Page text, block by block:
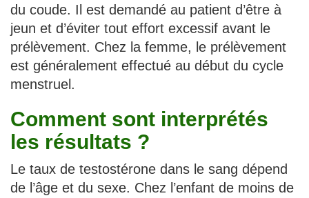
du coude. Il est demandé au patient d’être à
jeun et d’éviter tout effort excessif avant le
prélèvement. Chez la femme, le prélèvement
est généralement effectué au début du cycle
menstruel.
Comment sont interprétés
les résultats ?
Le taux de testostérone dans le sang dépend
de l’âge et du sexe. Chez l’enfant de moins de